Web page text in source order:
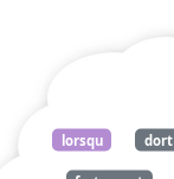
lorsqu dort